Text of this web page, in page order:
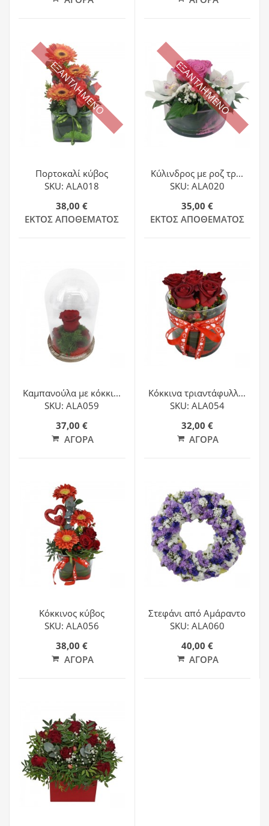
ΕΞΑΝΤΛΗΜΕΝΟ
Πορτοκαλί κύβος
SKU: ALA018
38,00 €
ΕΚΤΌΣ ΑΠΟΘΈΜΑΤΟΣ
ΕΞΑΝΤΛΗΜΕΝΟ
Κύλινδρος με ροζ τρ...
SKU: ALA020
35,00 €
ΕΚΤΌΣ ΑΠΟΘΈΜΑΤΟΣ
Καμπανούλα με κόκκι...
SKU: ALA059
37,00 €
ΑΓΟΡΆ
Κόκκινα τριαντάφυλλ...
SKU: ALA054
32,00 €
ΑΓΟΡΆ
Κόκκινος κύβος
SKU: ALA056
38,00 €
ΑΓΟΡΆ
Στεφάνι από Αμάραντο
SKU: ALA060
40,00 €
ΑΓΟΡΆ